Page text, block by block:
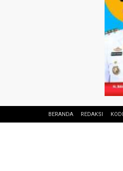
BERANDA REDAKSI